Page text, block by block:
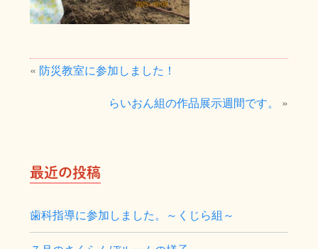
« 防災教室に参加しました！
らいおん組の作品展示週間です。
»
最近の投稿
歯科指導に参加しました。～くじら組～